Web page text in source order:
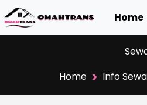
Home
Home > Info